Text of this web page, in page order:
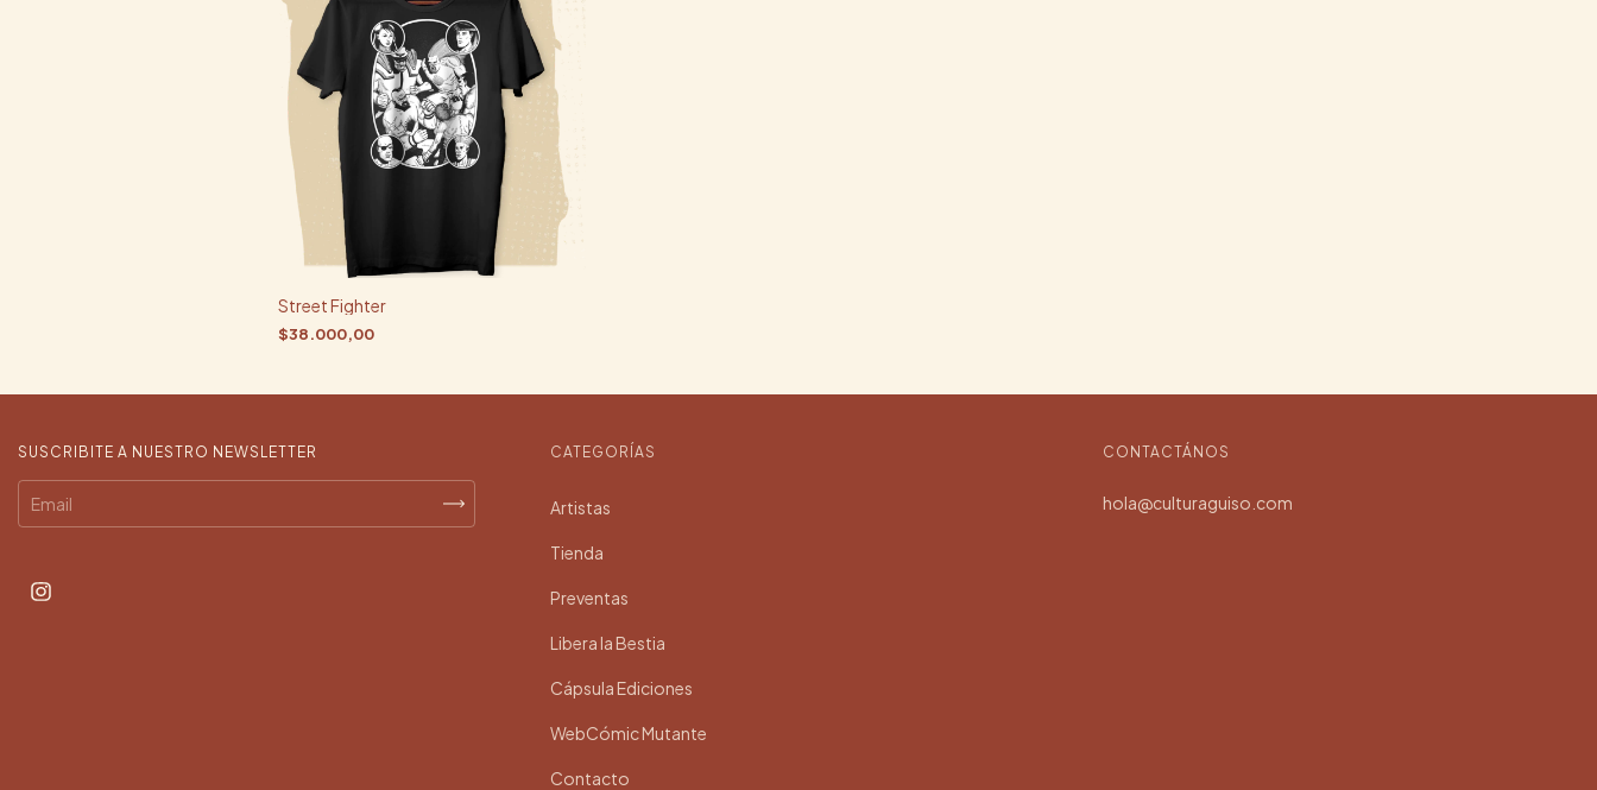
Street Fighter
$38.000,00
SUSCRIBITE A NUESTRO NEWSLETTER CATEGORÍAS
Artistas
Tienda
Preventas
Libera la Bestia
Cápsula Ediciones
WebCómic Mutante
Contacto
CONTACTÁNOS
hola@culturaguiso.com